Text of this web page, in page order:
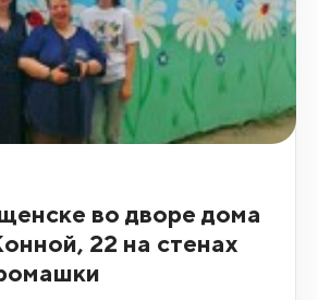
во дворе дома
22 на стенах